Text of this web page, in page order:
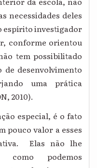
necessidades deles
espírito investigador
conforme orientou
tem possibilitado
de desenvolvimento
uma prática
2010).
especial, é o fato
pouco valor a esses
Elas não lhe
como podemos